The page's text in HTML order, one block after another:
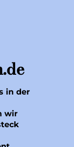
in der
wir